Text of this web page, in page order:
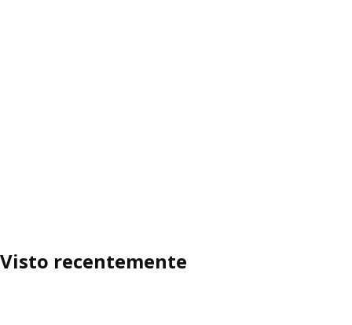
Visto recentemente